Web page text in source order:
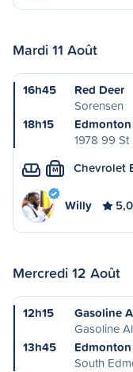
Mardi 11 Août
16h45
Red Deer
Sorensen
18h15
Edmonton
1978 99 St
M Chevrolet
Willy 5,0
Mercredi 12 Août
12h15
Gasoline
Gasoline
13h45
Edmonton
South